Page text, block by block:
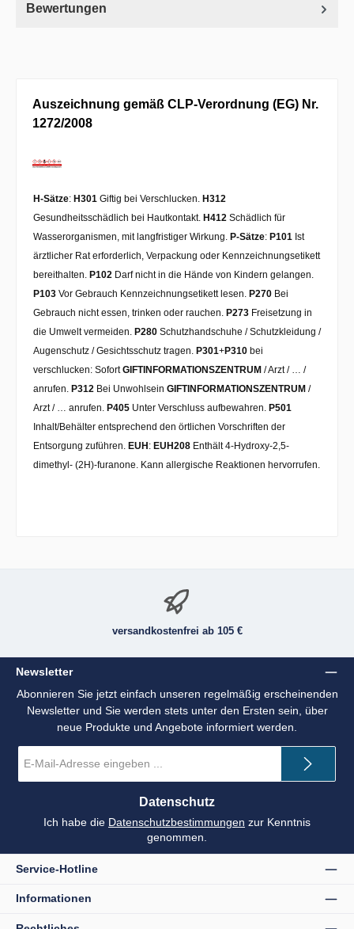
Bewertungen
Auszeichnung gemäß CLP-Verordnung (EG) Nr.
1272/2008
H-Sätze: H301 Giftig bei Verschlucken. H312
Gesundheitsschädlich bei Hautkontakt. H412 Schädlich für
Wasserorganismen, mit langfristiger Wirkung. P-Sätze: P101 Ist
ärztlicher Rat erforderlich, Verpackung oder Kennzeichnungsetikett
bereithalten. P102 Darf nicht in die Hände von Kindern gelangen.
P103 Vor Gebrauch Kennzeichnungsetikett lesen. P270 Bei
Gebrauch nicht essen, trinken oder rauchen. P273 Freisetzung in
die Umwelt vermeiden. P280 Schutzhandschuhe / Schutzkleidung /
Augenschutz / Gesichtsschutz tragen. P301+P310 bei
verschlucken: SofortGIFTINFORMATIONSZENTRUM / Arzt / … /
anrufen. P312 Bei Unwohlsein GIFTINFORMATIONSZENTRUM /
Arzt / … anrufen. P405 Unter Verschluss aufbewahren. P501
Inhalt/Behälter entsprechend den örtlichen Vorschriften der
Entsorgung zuführen. EUH : EUH208 Enthält 4-Hydroxy-2,5-
dimethyl- (2H)-furanone. Kann allergische Reaktionen hervorrufen.
versandkostenfrei ab 105 €
Newsletter
Abonnieren Sie jetzt einfach unseren regelmäßig erscheinenden
Newsletter und Sie werden stets unter den Ersten sein, über
neue Produkte und Angebote informiert werden.
Mail-
*
Datenschutz
Ich habe die Datenschutzbestimmungen zur Kenntnis
genommen.
Service-Hotline
Informationen